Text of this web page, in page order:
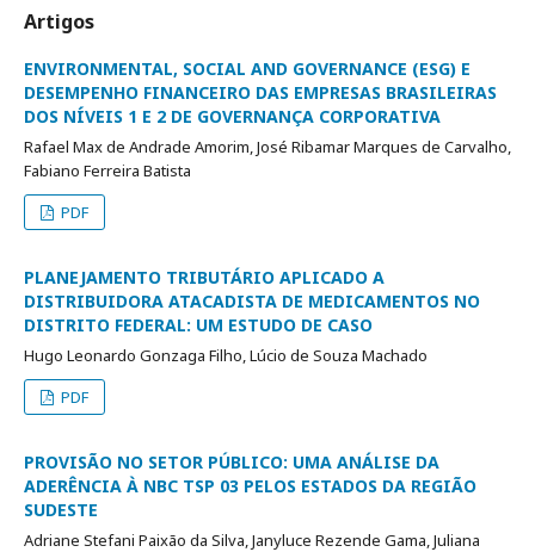
Artigos
ENVIRONMENTAL, SOCIAL AND GOVERNANCE (ESG) E
DESEMPENHO FINANCEIRO DAS EMPRESAS BRASILEIRAS
DOS NÍVEIS 1 E 2 DE GOVERNANÇA CORPORATIVA
Rafael Max de Andrade Amorim, José Ribamar Marques de Carvalho,
Fabiano Ferreira Batista
PDF
PLANEJAMENTO TRIBUTÁRIO APLICADO A
DISTRIBUIDORA ATACADISTA DE MEDICAMENTOS NO
DISTRITO FEDERAL: UM ESTUDO DE CASO
Hugo Leonardo Gonzaga Filho, Lúcio de Souza Machado
PDF
PROVISÃO NO SETOR PÚBLICO: UMA ANÁLISE DA
ADERÊNCIA À NBC TSP 03 PELOS ESTADOS DA REGIÃO
SUDESTE
Adriane Stefani Paixão da Silva, Janyluce Rezende Gama, Juliana